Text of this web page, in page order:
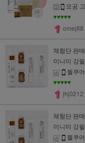
모공
♥♥♥♥♥
omej88
체험단 판
미니미 강
젤쿠
♥♥♥♥♥
jhj0212
체험단 판
미니미 강
젤쿠